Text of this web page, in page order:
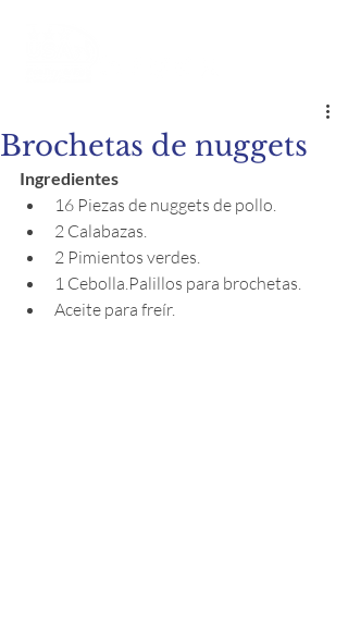
Brochetas de nuggets
Ingredientes
16 Piezas de nuggets de pollo.
2 Calabazas.
2 Pimientos verdes.
1 Cebolla.Palillos para brochetas.
Aceite para freír.